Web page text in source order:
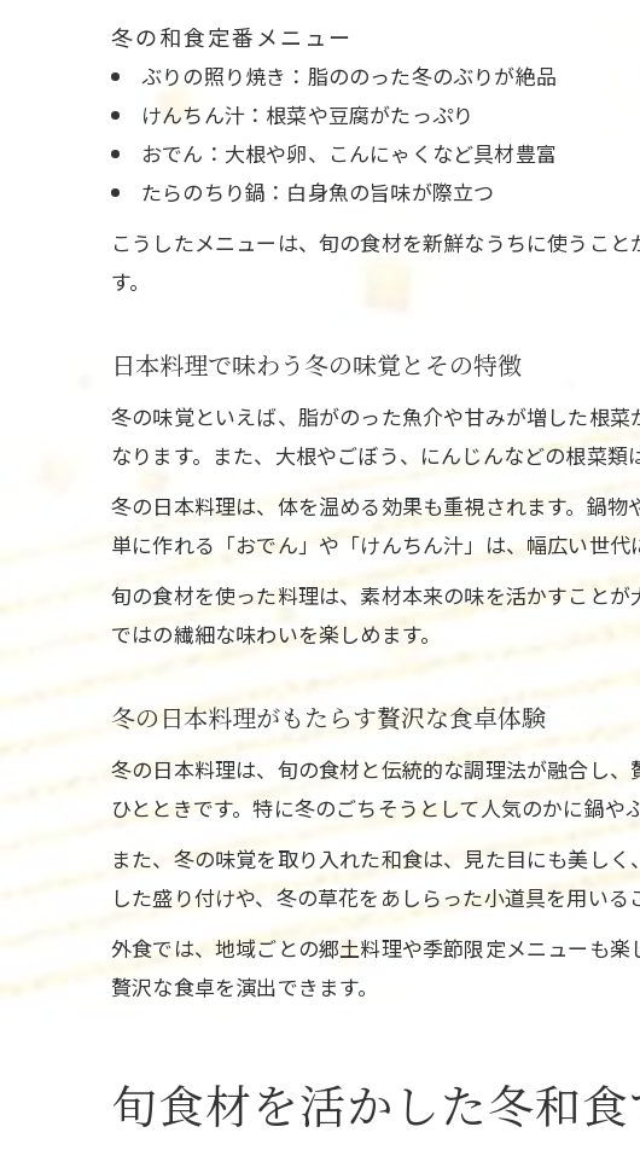
冬の和食定番メニュー
ぶりの照り焼き：脂ののった冬のぶりが絶品
けんちん汁：根菜や豆腐がたっぷり
おでん：大根や卵、こんにゃくなど具材豊富
たらのちり鍋：白身魚の旨味が際立つ
こうしたメニューは、旬の食材を新鮮なうちに使うこ
す。
日本料理で味わう冬の味覚とその特徴
冬の味覚といえば、脂がのった魚介や甘みが増した根
なります。また、大根やごぼう、にんじんなどの根菜
冬の日本料理は、体を温める効果も重視されます。鍋
単に作れる「おでん」や「けんちん汁」は、幅広い世代
旬の食材を使った料理は、素材本来の味を活かすこと
ではの繊細な味わいを楽しめます。
冬の日本料理がもたらす贅沢な食卓体験
冬の日本料理は、旬の食材と伝統的な調理法が融合し
ひとときです。特に冬のごちそうとして人気のかに鍋
また、冬の味覚を取り入れた和食は、見た目にも美し
した盛り付けや、冬の草花をあしらった小道具を用いる
外食では、地域ごとの郷土料理や季節限定メニューも
贅沢な食卓を演出できます。
旬食材を活かした冬和